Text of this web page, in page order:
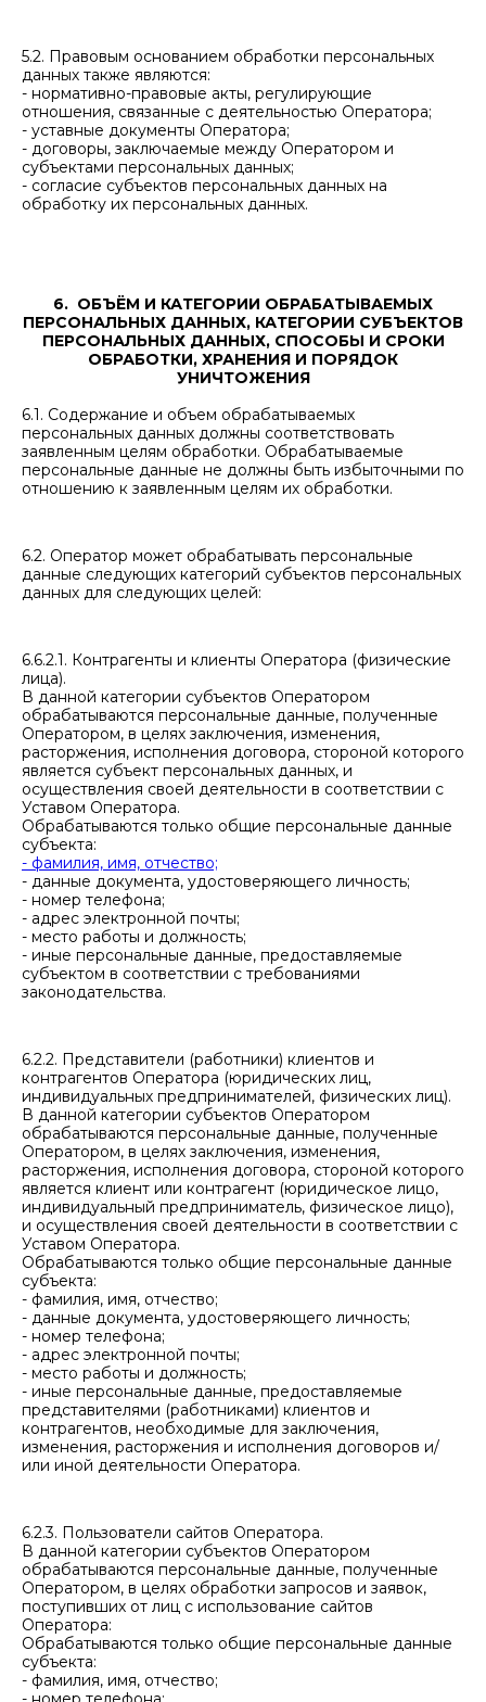
5.2. Правовым основанием обработки персональных
данных также являются:
- нормативно-правовые акты, регулирующие
отношения, связанные с деятельностью Оператора;
- уставные документы Оператора;
- договоры, заключаемые между Оператором и
субъектами персональных данных;
- согласие субъектов персональных данных на
обработку их персональных данных.
6. ОБЪЁМ И КАТЕГОРИИ ОБРАБАТЫВАЕМЫХ
ПЕРСОНАЛЬНЫХ ДАННЫХ, КАТЕГОРИИ СУБЪЕКТОВ
ПЕРСОНАЛЬНЫХ ДАННЫХ, СПОСОБЫ И СРОКИ
ОБРАБОТКИ, ХРАНЕНИЯ И ПОРЯДОК
УНИЧТОЖЕНИЯ
6.1. Содержание и объем обрабатываемых
персональных данных должны соответствовать
заявленным целям обработки. Обрабатываемые
персональные данные не должны быть избыточными по
отношению к заявленным целям их обработки.
6.2. Оператор может обрабатывать персональные
данные следующих категорий субъектов персональных
данных для следующих целей:
6.6.2.1. Контрагенты и клиенты Оператора (физические
лица).
В данной категории субъектов Оператором
обрабатываются персональные данные, полученные
Оператором, в целях заключения, изменения,
расторжения, исполнения договора, стороной которого
является субъект персональных данных, и
осуществления своей деятельности в соответствии с
Уставом Оператора.
Обрабатываются только общие персональные данные
субъекта:
- фамилия, имя, отчество;
- данные документа, удостоверяющего личность;
- номер телефона;
- адрес электронной почты;
- место работы и должность;
- иные персональные данные, предоставляемые
субъектом в соответствии с требованиями
законодательства.
6.2.2. Представители (работники) клиентов и
контрагентов Оператора (юридических лиц,
индивидуальных предпринимателей, физических лиц).
В данной категории субъектов Оператором
обрабатываются персональные данные, полученные
Оператором, в целях заключения, изменения,
расторжения, исполнения договора, стороной которого
является клиент или контрагент (юридическое лицо,
индивидуальный предприниматель, физическое лицо),
и осуществления своей деятельности в соответствии с
Уставом Оператора.
Обрабатываются только общие персональные данные
субъекта:
- фамилия, имя, отчество;
- данные документа, удостоверяющего личность;
- номер телефона;
- адрес электронной почты;
- место работы и должность;
- иные персональные данные, предоставляемые
представителями (работниками) клиентов и
контрагентов, необходимые для заключения,
изменения, расторжения и исполнения договоров и/
или иной деятельности Оператора.
6.2.3. Пользователи сайтов Оператора.
В данной категории субъектов Оператором
обрабатываются персональные данные, полученные
Оператором, в целях обработки запросов и заявок,
поступивших от лиц с использование сайтов
Оператора:
Обрабатываются только общие персональные данные
субъекта:
- фамилия, имя, отчество;